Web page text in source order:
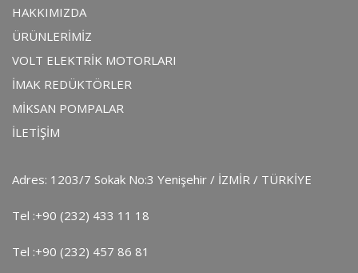
HAKKIMIZDA
ÜRÜNLERİMİZ
VOLT ELEKTRİK MOTORLARI
İMAK REDÜKTÖRLER
MİKSAN POMPALAR
İLETİŞİM
Adres: 1203/7 Sokak No:3 Yenişehir / İZMİR / TÜRKİYE
Tel :+90 (232) 433 11 18
Tel :+90 (232) 457 86 81